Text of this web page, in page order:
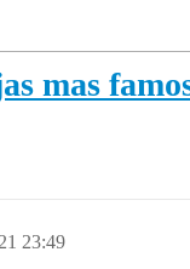
mas
23:49